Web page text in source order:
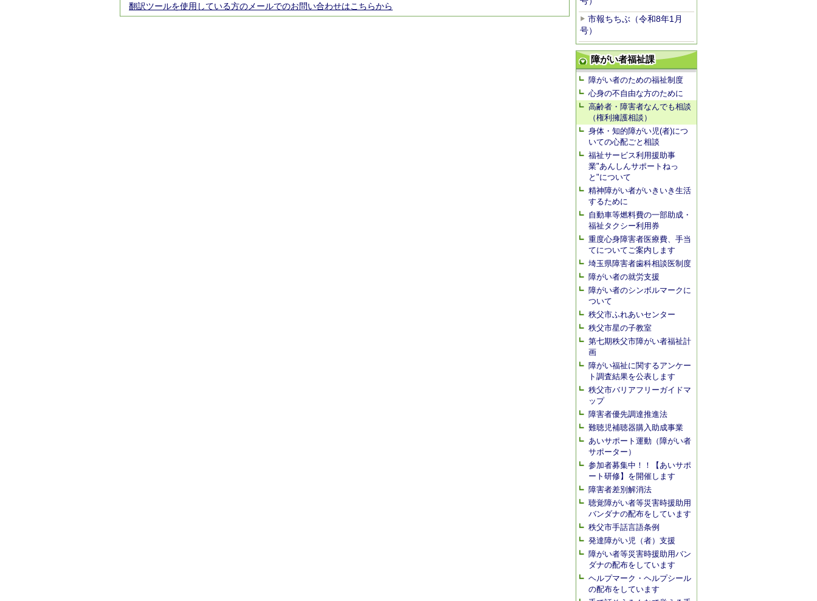
翻訳ツールを使用している方のメールでのお問い合わせはこちらから
市報ちちぶ（令和8年1月
号）
障がい者福祉課
障がい者のための福祉制度
心身の不自由な方のために
高齢者・障害者なんでも相談
（権利擁護相談）
身体・知的障がい児(者)につ
いての心配ごと相談
福祉サービス利用援助事
業"あんしんサポートねっ
と"について
精神障がい者がいきいき生活
するために
自動車等燃料費の一部助成・
福祉タクシー利用券
重度心身障害者医療費、手当
てについてご案内します
埼玉県障害者歯科相談医制度
障がい者の就労支援
障がい者のシンボルマークに
ついて
秩父市ふれあいセンター
秩父市星の子教室
第七期秩父市障がい者福祉計
画
障がい福祉に関するアンケー
ト調査結果を公表します
秩父市バリアフリーガイドマ
ップ
障害者優先調達推進法
難聴児補聴器購入助成事業
あいサポート運動（障がい者
サポーター）
参加者募集中！！【あいサポ
ート研修】を開催します
障害者差別解消法
聴覚障がい者等災害時援助用
バンダナの配布をしています
秩父市手話言語条例
発達障がい児（者）支援
障がい者等災害時援助用バン
ダナの配布をしています
ヘルプマーク・ヘルプシール
の配布をしています